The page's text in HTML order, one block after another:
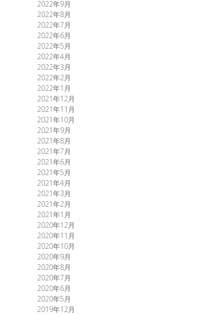
2022年9月
2022年8月
2022年7月
2022年6月
2022年5月
2022年4月
2022年3月
2022年2月
2022年1月
2021年12月
2021年11月
2021年10月
2021年9月
2021年8月
2021年7月
2021年6月
2021年5月
2021年4月
2021年3月
2021年2月
2021年1月
2020年12月
2020年11月
2020年10月
2020年9月
2020年8月
2020年7月
2020年6月
2020年5月
2019年12月